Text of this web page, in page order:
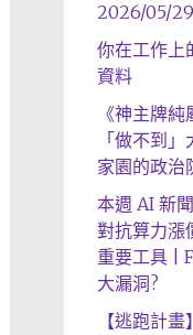
2026/05/
你在工作上
資料
《神主牌
「做不到
家園的政治
本週 AI 新
對抗算力漲
重要工具 |
大漏洞?
【逃跑計